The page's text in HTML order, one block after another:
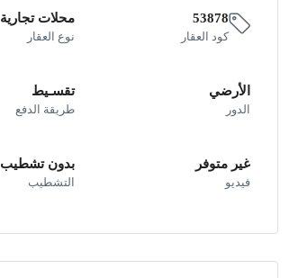
53878
كود العقار
محلات تجارية
نوع العقار
الأرضي
الدور
تقسـيط
طريقة الدفع
غير متوفر
فيديو
بدون تشطيب
التشطيب